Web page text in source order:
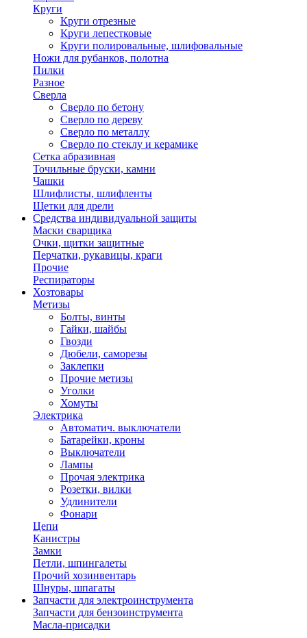
Круги
Круги отрезные
Круги лепестковые
Круги полировальные, шлифовальные
Ножи для рубанков, полотна
Пилки
Разное
Сверла
Сверло по бетону
Сверло по дереву
Сверло по металлу
Сверло по стеклу и керамике
Сетка абразивная
Точильные бруски, камни
Чашки
Шлифлисты, шлифленты
Щетки для дрели
Средства индивидуальной защиты
Маски сварщика
Очки, щитки защитные
Перчатки, рукавицы, краги
Прочие
Респираторы
Хозтовары
Метизы
Болты, винты
Гайки, шайбы
Гвозди
Дюбели, саморезы
Заклепки
Прочие метизы
Уголки
Хомуты
Электрика
Автоматич. выключатели
Батарейки, кроны
Выключатели
Лампы
Прочая электрика
Розетки, вилки
Удлинители
Фонари
Цепи
Канистры
Замки
Петли, шпингалеты
Прочий хозинвентарь
Шнуры, шпагаты
Запчасти для электроинструмента
Запчасти для бензоинструмента
Масла-присадки